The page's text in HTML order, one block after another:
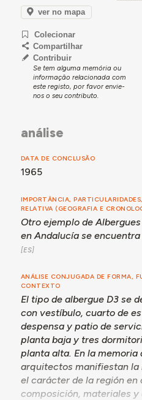
otorgada por el
de 1963. Las obras se
mayo de 1965. Los
considerados viviendas de
por el Decreto-Ley 6 de 8 de
otorga la calificación
protección oficial.
ver no mapa
Colecionar
Compartilhar
Contribuir
Se tem alguma memória ou
informação relacionada com
este registo, por favor envie-
nos o seu contributo.
análise
DATA DE CONCLUSÃO
1965
IMPORTÂNCIA,
RELATIVA (GEOGRAFIA E
Otro ejemplo de
en Andalucía se encuentra
ANÁLISE CONJUGADA DE FORMA,
CONTEXTO
El tipo de albergue D3 se
con vestíbulo, cuarto de
despensa y patio de
planta baja y tres
planta alta. En la memoria
arquitectos manifiestan la
el carácter de la región en
composición, materiales y